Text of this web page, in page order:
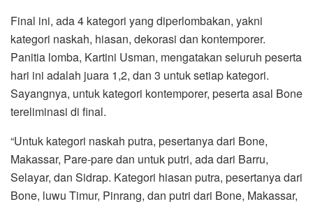
Final ini, ada 4 kategori yang diperlombakan, yakni
kategori naskah, hiasan, dekorasi dan kontemporer.
Panitia lomba, Kartini Usman, mengatakan seluruh peserta
hari ini adalah juara 1,2, dan 3 untuk setiap kategori.
Sayangnya, untuk kategori kontemporer, peserta asal Bone
tereliminasi di final.
“Untuk kategori naskah putra, pesertanya dari Bone,
Makassar, Pare-pare dan untuk putri, ada dari Barru,
Selayar, dan Sidrap. Kategori hiasan putra, pesertanya dari
Bone, luwu Timur, Pinrang, dan putri dari Bone, Makassar,